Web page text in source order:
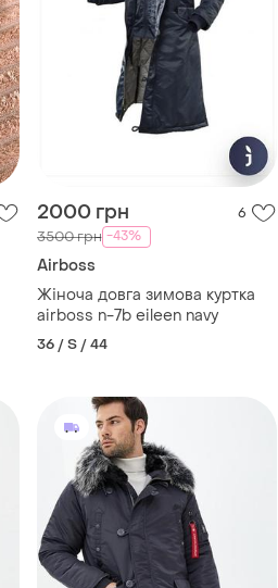
2000 грн 6
3500 грн -43%
Airboss
Жіноча довга зимова куртка
airboss n-7b eileen navy
36 / S / 44